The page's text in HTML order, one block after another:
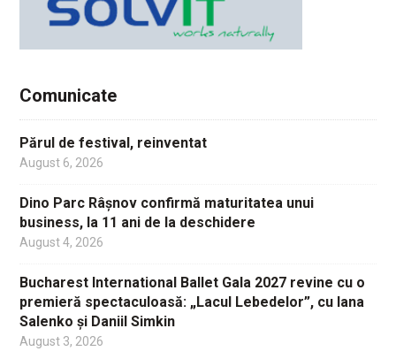
Comunicate
Părul de festival, reinventat
August 6, 2026
Dino Parc Râșnov confirmă maturitatea unui
business, la 11 ani de la deschidere
August 4, 2026
Bucharest International Ballet Gala 2027 revine cu o
premieră spectaculoasă: „Lacul Lebedelor”, cu Iana
Salenko și Daniil Simkin
August 3, 2026